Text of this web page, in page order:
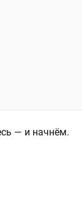
— и начнём.